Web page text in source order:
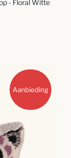
- Floral Witte
Aanbieding